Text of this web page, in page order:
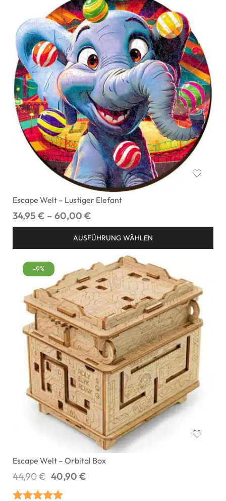
Escape Welt – Lustiger Elefant
34,95 € – 60,00 €
AUSFÜHRUNG WÄHLEN
-9%
Escape Welt – Orbital Box
44,90€ 40,90 €